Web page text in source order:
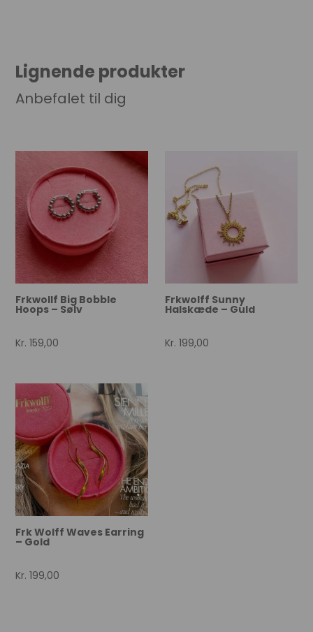
Lignende produkter
Anbefalet til dig
Frkwollf Big Bobble
Hoops – Sølv
Kr. 159,00
Frkwolff Sunny
Halskæde – Guld
Kr. 199,00
Frk Wolff Waves Earring
– Gold
Kr. 199,00